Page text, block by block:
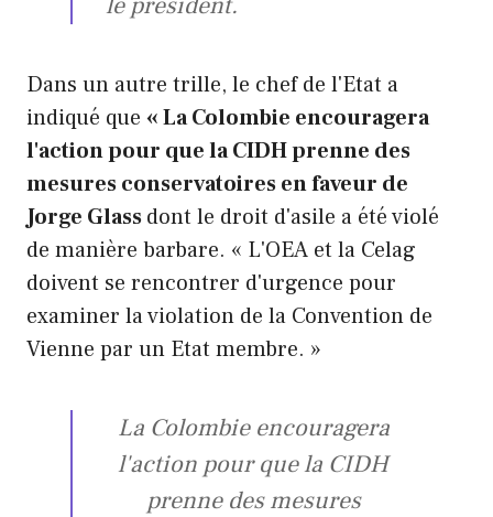
Dans un autre trille, le chef de l'Etat a
indiqué que « La Colombie encouragera
l'action pour que la CIDH prenne des
mesures conservatoires en faveur de
Jorge Glassdont le droit d'asile a été violé
de manière barbare. « L'OEA et la Celag
doivent se rencontrer d'urgence pour
examiner la violation de la Convention de
Vienne par un Etat membre. »
La Colombie encouragera
l'action pour que la CIDH
prenne des mesures